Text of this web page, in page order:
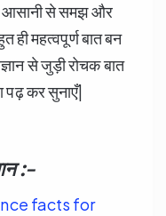
आसानी से समझ और
महत्वपूर्ण बात बन
से जुड़ी रोचक बात
पढ़ कर सुनाएँ|
:-
facts for